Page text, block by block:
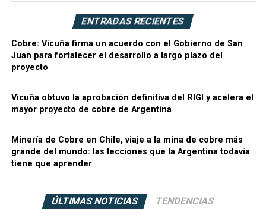
ENTRADAS RECIENTES
Cobre: Vicuña firma un acuerdo con el Gobierno de San
Juan para fortalecer el desarrollo a largo plazo del
proyecto
Vicuña obtuvo la aprobación definitiva del RIGI y acelera el
mayor proyecto de cobre de Argentina
Minería de Cobre en Chile, viaje a la mina de cobre más
grande del mundo: las lecciones que la Argentina todavía
tiene que aprender
ÚLTIMAS NOTICIAS TENDENCIAS